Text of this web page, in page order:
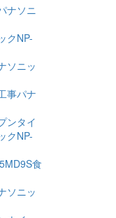
ナソニ
クNP-
ソニッ
事パナ
ンタイ
クNP-
食
ソニッ